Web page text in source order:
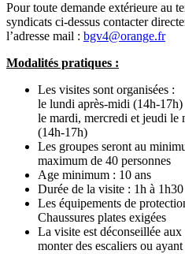
Pour toute demande extérieure au
syndicats ci-dessus contacter
l’adresse mail : bgv4@orange.fr
Modalités pratiques :
Les visites sont organisées :
le lundi après-midi (14h-17h)
le mardi, mercredi et jeudi le
(14h-17h)
Les groupes seront au
maximum de 40 personnes
Age minimum : 10 ans
Durée de la visite : 1h à 1h30
Les équipements de
Chaussures plates exigées
La visite est déconseillée
monter des escaliers ou